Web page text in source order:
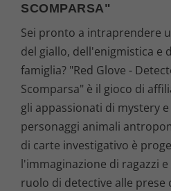
SCOMPARSA"
Sei pronto a intraprendere
del giallo, dell'enigmistica e
famiglia? "Red Glove -
Scomparsa" è il gioco di
gli appassionati di mystery
personaggi animali
di carte investigativo è
l'immaginazione di ragazzi
ruolo di detective alle prese